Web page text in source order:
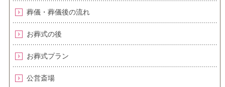
葬儀・葬儀後の流れ
お葬式の後
お葬式プラン
公営斎場